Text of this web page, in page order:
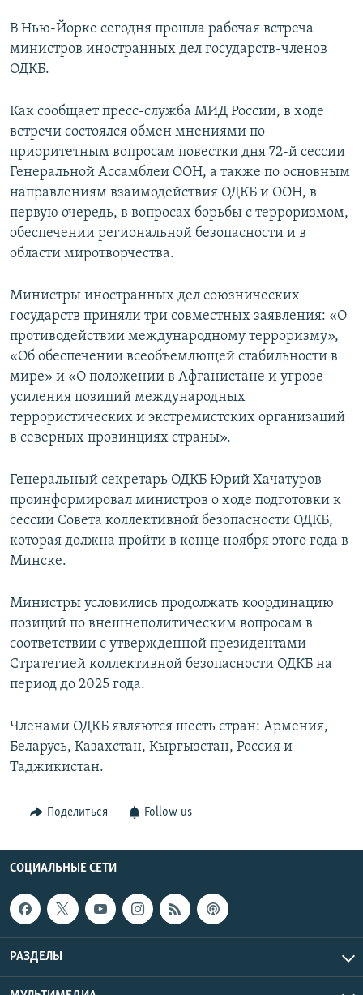
Все сайты Радио Азатутюн
В Нью-Йорке сегодня прошла рабочая встреча
министров иностранных дел государств-членов
ОДКБ.
Как сообщает пресс-служба МИД России, в ходе
встречи состоялся обмен мнениями по
приоритетным вопросам повестки дня 72-й сессии
Генеральной Ассамблеи ООН, а также по основным
направлениям взаимодействия ОДКБ и ООН, в
первую очередь, в вопросах борьбы с терроризмом,
обеспечении региональной безопасности и в
области миротворчества.
Министры иностранных дел союзнических
государств приняли три совместных заявления: «О
противодействии международному терроризму»,
«Об обеспечении всеобъемлющей стабильности в
мире» и «О положении в Афганистане и угрозе
усиления позиций международных
террористических и экстремистских организаций
в северных провинциях страны».
Генеральный секретарь ОДКБ Юрий Хачатуров
проинформировал министров о ходе подготовки к
сессии Совета коллективной безопасности ОДКБ,
которая должна пройти в конце ноября этого года в
Минске.
Министры условились продолжать координацию
позиций по внешнеполитическим вопросам в
соответствии с утвержденной президентами
Стратегией коллективной безопасности ОДКБ на
период до 2025 года.
Членами ОДКБ являются шесть стран: Армения,
Беларусь, Казахстан, Кыргызстан, Россия и
Таджикистан.
Поделиться Follow us
СОЦИАЛЬНЫЕ СЕТИ
РАЗДЕЛЫ